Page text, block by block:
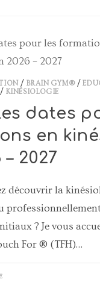
/ BRAIN GYM®/
KINÉSIOLOGIE
dates
en
2027
découvrir la
? Je vous
For ® (TFH)…